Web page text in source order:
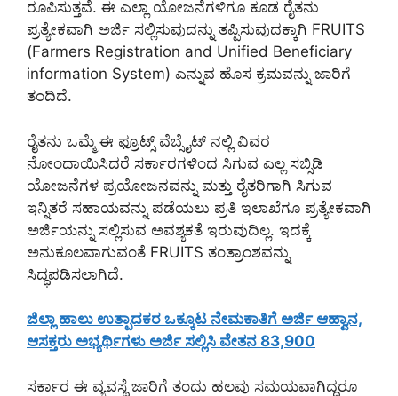
ರೂಪಿಸುತ್ತವೆ. ಈ ಎಲ್ಲಾ ಯೋಜನೆಗಳಿಗೂ ಕೂಡ ರೈತನು
ಪ್ರತ್ಯೇಕವಾಗಿ ಅರ್ಜಿ ಸಲ್ಲಿಸುವುದನ್ನು ತಪ್ಪಿಸುವುದಕ್ಕಾಗಿ FRUITS
(Farmers Registration and Unified Beneficiary
information System) ಎನ್ನುವ ಹೊಸ ಕ್ರಮವನ್ನು ಜಾರಿಗೆ
ತಂದಿದೆ.
ರೈತನು ಒಮ್ಮೆ ಈ ಫ್ರೂಟ್ಸ್ ವೆಬ್ಸೈಟ್ ನಲ್ಲಿ ವಿವರ
ನೋಂದಾಯಿಸಿದರೆ ಸರ್ಕಾರಗಳಿಂದ ಸಿಗುವ ಎಲ್ಲ ಸಬ್ಸಿಡಿ
ಯೋಜನೆಗಳ ಪ್ರಯೋಜನವನ್ನು ಮತ್ತು ರೈತರಿಗಾಗಿ ಸಿಗುವ
ಇನ್ನಿತರೆ ಸಹಾಯವನ್ನು ಪಡೆಯಲು ಪ್ರತಿ ಇಲಾಖೆಗೂ ಪ್ರತ್ಯೇಕವಾಗಿ
ಅರ್ಜಿಯನ್ನು ಸಲ್ಲಿಸುವ ಅವಶ್ಯಕತೆ ಇರುವುದಿಲ್ಲ. ಇದಕ್ಕೆ
ಅನುಕೂಲವಾಗುವಂತೆ FRUITS ತಂತ್ರಾಂಶವನ್ನು
ಸಿದ್ಧಪಡಿಸಲಾಗಿದೆ.
ಜಿಲ್ಲಾ ಹಾಲು ಉತ್ಪಾದಕರ ಒಕ್ಕೂಟ ನೇಮಕಾತಿಗೆ ಅರ್ಜಿ ಆಹ್ವಾನ,
ಆಸಕ್ತರು ಅಭ್ಯರ್ಥಿಗಳು ಅರ್ಜಿ ಸಲ್ಲಿಸಿ ವೇತನ 83,900
ಸರ್ಕಾರ ಈ ವ್ಯವಸ್ಥೆ ಜಾರಿಗೆ ತಂದು ಹಲವು ಸಮಯವಾಗಿದ್ದರೂ